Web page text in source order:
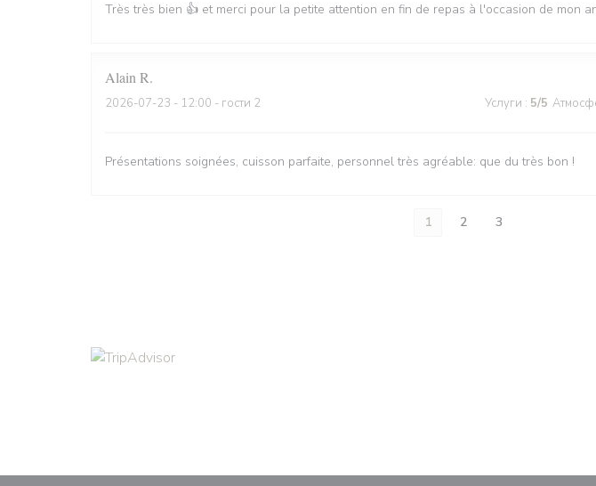
Très très bien 👍 et merci pour la petite attention en fin de repas à l'occasion de mon
Alain R
2026-07-23 - 12:00 - гости 2 Услуги : 5/5
Présentations soignées, cuisson parfaite, personnel très agréable: que du très bon !
1 2 3